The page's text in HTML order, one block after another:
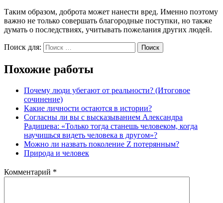
Таким образом, доброта может нанести вред. Именно поэтому
важно не только совершать благородные поступки, но также
думать о последствиях, учитывать пожелания других людей.
Поиск для: Поиск
Похожие работы
Почему люди убегают от реальности? (Итоговое
сочинение)
Какие личности остаются в истории?
Согласны ли вы с высказыванием Александра
Радищева: «Только тогда станешь человеком, когда
научишься видеть человека в другом»?
Можно ли назвать поколение Z потерянным?
Природа и человек
Комментарий *